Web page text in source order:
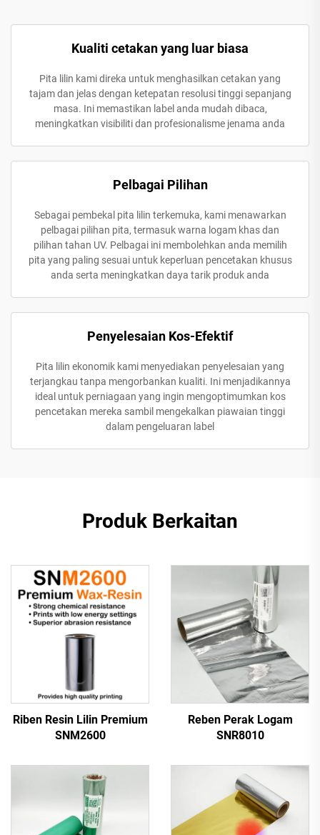
Kualiti cetakan yang luar biasa
Pita lilin kami direka untuk menghasilkan cetakan yang
tajam dan jelas dengan ketepatan resolusi tinggi sepanjang
masa. Ini memastikan label anda mudah dibaca,
meningkatkan visibiliti dan profesionalisme jenama anda
Pelbagai Pilihan
Sebagai pembekal pita lilin terkemuka, kami menawarkan
pelbagai pilihan pita, termasuk warna logam khas dan
pilihan tahan UV. Pelbagai ini membolehkan anda memilih
pita yang paling sesuai untuk keperluan pencetakan khusus
anda serta meningkatkan daya tarik produk anda
Penyelesaian Kos-Efektif
Pita lilin ekonomik kami menyediakan penyelesaian yang
terjangkau tanpa mengorbankan kualiti. Ini menjadikannya
ideal untuk perniagaan yang ingin mengoptimumkan kos
pencetakan mereka sambil mengekalkan piawaian tinggi
dalam pengeluaran label
Produk Berkaitan
Riben Resin Lilin Premium
SNM2600
Reben Perak Logam
SNR8010